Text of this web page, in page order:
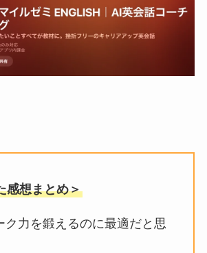
感想まとめ＞
ク力を鍛えるのに最適だと思